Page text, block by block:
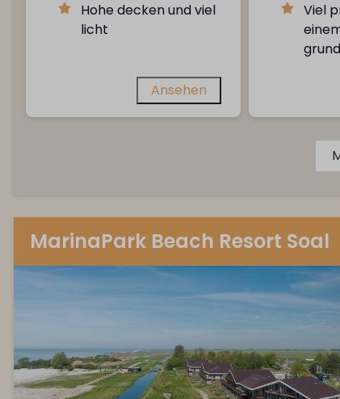
Hohe decken und viel
licht
Ansehen
Viel
MarinaPark Beach Resort Soal